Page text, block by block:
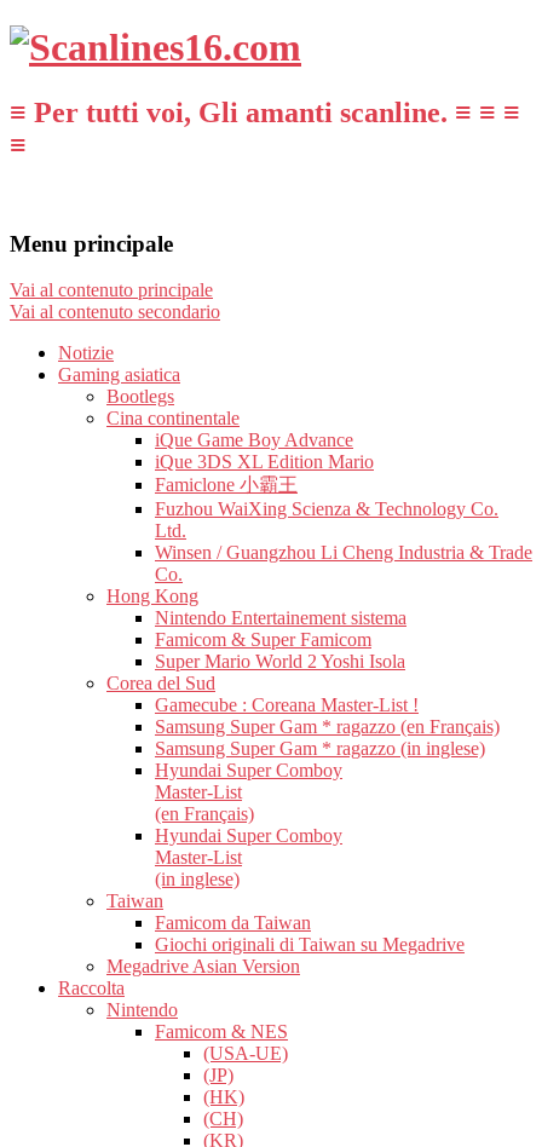
≡ Per tutti voi, Gli amanti scanline. ≡ ≡ ≡
≡
Menu principale
Vai al contenuto principale
Vai al contenuto secondario
Notizie
Gaming asiatica
Bootlegs
Cina continentale
iQue Game Boy Advance
iQue 3DS XL Edition Mario
Famiclone 小霸王
Fuzhou WaiXing Scienza & Technology Co.
Ltd.
Winsen / Guangzhou Li Cheng Industria & Trade
Co.
Hong Kong
Nintendo Entertainement sistema
Famicom & Super Famicom
Super Mario World 2 Yoshi Isola
Corea del Sud
Gamecube : Coreana Master-List !
Samsung Super Gam * ragazzo (en Français)
Samsung Super Gam * ragazzo (in inglese)
Hyundai Super Comboy
Master-List
(en Français)
Hyundai Super Comboy
Master-List
(in inglese)
Taiwan
Famicom da Taiwan
Giochi originali di Taiwan su Megadrive
Megadrive Asian Version
Raccolta
Nintendo
Famicom & NES
(USA-UE)
(JP)
(HK)
(CH)
(KR)